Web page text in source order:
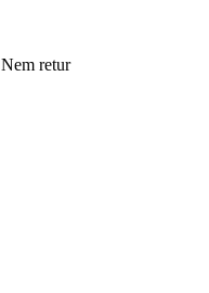
Nem retur